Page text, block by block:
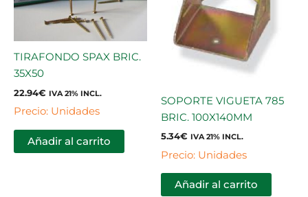
TIRAFONDO SPAX BRIC.
35X50
22.94€ IVA 21% INCL.
Precio: Unidades
Añadir al carrito
SOPORTE VIGUETA 785
BRIC. 100X140MM
5.34€ IVA 21% INCL.
Precio: Unidades
Añadir al carrito